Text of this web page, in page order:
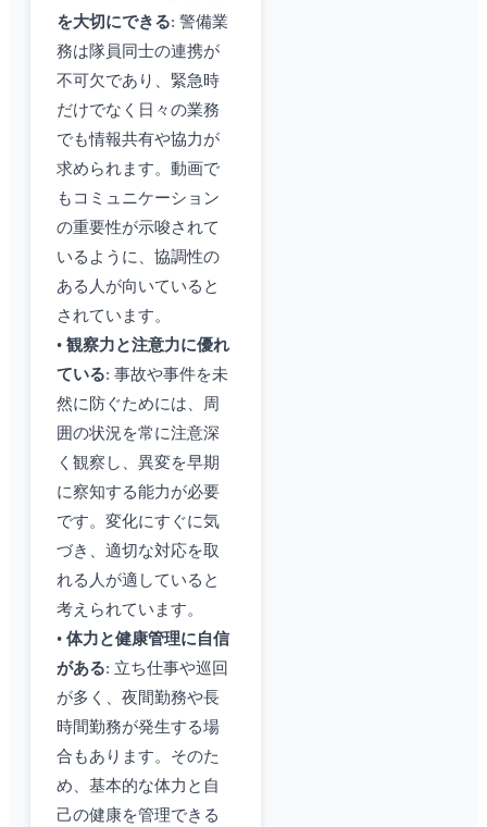
を大切にできる: 警備業
務は隊員同士の連携が
不可欠であり、緊急時
だけでなく日々の業務
でも情報共有や協力が
求められます。動画で
もコミュニケーション
の重要性が示唆されて
いるように、協調性の
ある人が向いていると
されています。
• 観察力と注意力に優れ
ている: 事故や事件を未
然に防ぐためには、周
囲の状況を常に注意深
く観察し、異変を早期
に察知する能力が必要
です。変化にすぐに気
づき、適切な対応を取
れる人が適していると
考えられています。
• 体力と健康管理に自信
がある: 立ち仕事や巡回
が多く、夜間勤務や長
時間勤務が発生する場
合もあります。そのた
め、基本的な体力と自
己の健康を管理できる